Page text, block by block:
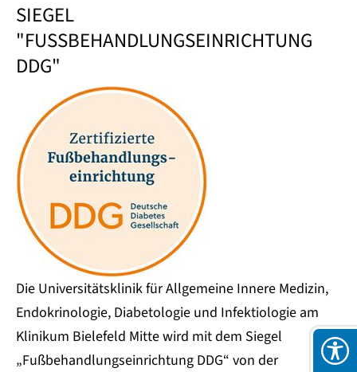
SIEGEL
"FUSSBEHANDLUNGSEINRICHTUNG
DDG"
Die Universitätsklinik für Allgemeine Innere Medizin,
Endokrinologie, Diabetologie und Infektiologie am
Klinikum Bielefeld Mitte wird mit dem Siegel
„Fußbehandlungseinrichtung DDG“ von der